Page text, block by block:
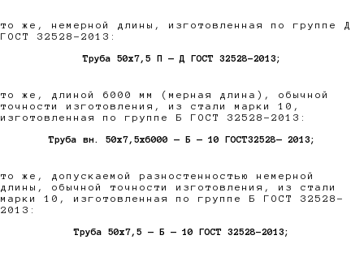
то же, немерной длины, изготовленная по группе Д
ГОСТ 32528-2013:
Труба 50х7,5 П — Д ГОСТ 32528-2013;
то же, длиной 6000 мм (мерная длина), обычной
точности изготовления, из стали марки 10,
изготовленная по группе Б ГОСТ 32528-2013:
Труба вн. 50х7,5x6000 — Б — 10 ГОСТ32528— 2013;
то же, допускаемой разностенностью немерной
длины, обычной точности изготовления, из стали
марки 10, изготовленная по группе Б ГОСТ 32528-
2013:
Труба 50х7,5 — Б — 10 ГОСТ 32528-2013;